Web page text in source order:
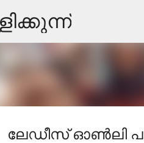
ലേഡീസ്‌ ഓണ്‍ലി